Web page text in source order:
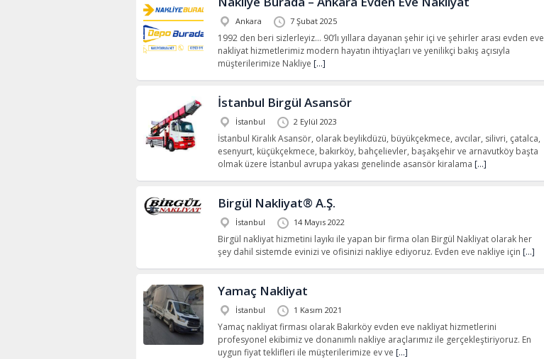
Ankara 7 Şubat 2025
1992 den beri sizlerleyiz… 90’lı yıllara dayanan şehir içi ve şehirler arası evden eve
nakliyat hizmetlerimiz modern hayatın ihtiyaçları ve yenilikçi bakış açısıyla
müşterilerimize Nakliye […]
İstanbul Birgül Asansör
İstanbul 2 Eylül 2023
İstanbul Kiralık Asansör, olarak beylikdüzü, büyükçekmece, avcılar, silivri, çatalca,
esenyurt, küçükçekmece, bakırköy, bahçelievler, başakşehir ve arnavutköy başta
olmak üzere İstanbul avrupa yakası genelinde asansör kiralama […]
Birgül Nakliyat® A.Ş.
İstanbul 14 Mayıs 2022
Birgül nakliyat hizmetini layıkı ile yapan bir firma olan Birgül Nakliyat olarak her
şey dahil sistemde evinizi ve ofisinizi nakliye ediyoruz. Evden eve nakliye için […]
Yamaç Nakliyat
İstanbul 1 Kasım 2021
Yamaç nakliyat firması olarak Bakırköy evden eve nakliyat hizmetlerini
profesyonel ekibimiz ve donanımlı nakliye araçlarımız ile gerçekleştiriyoruz. En
uygun fiyat teklifleri ile müşterilerimize ev ve […]